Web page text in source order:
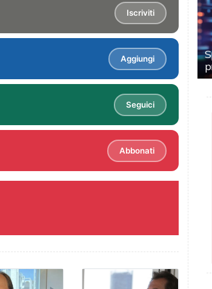
Iscriviti
Aggiungi
Seguici
Abbonati